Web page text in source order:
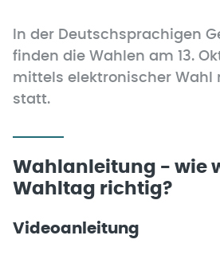
In der Deutschsprachigen
finden die Wahlen am 13.
mittels elektronischer Wahl
statt.
Wahlanleitung - wie
Wahltag richtig?
Videoanleitung